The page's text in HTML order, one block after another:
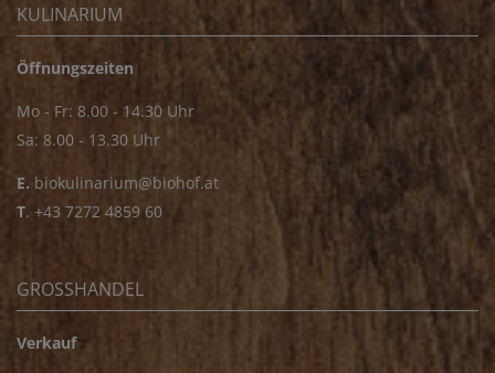
KULINARIUM
Öffnungszeiten
Mo - Fr: 8.00 - 14.30 Uhr
Sa: 8.00 - 13.30 Uhr
E. biokulinarium@biohof.at
T. +43 7272 4859 60
GROSSHANDEL
Verkauf